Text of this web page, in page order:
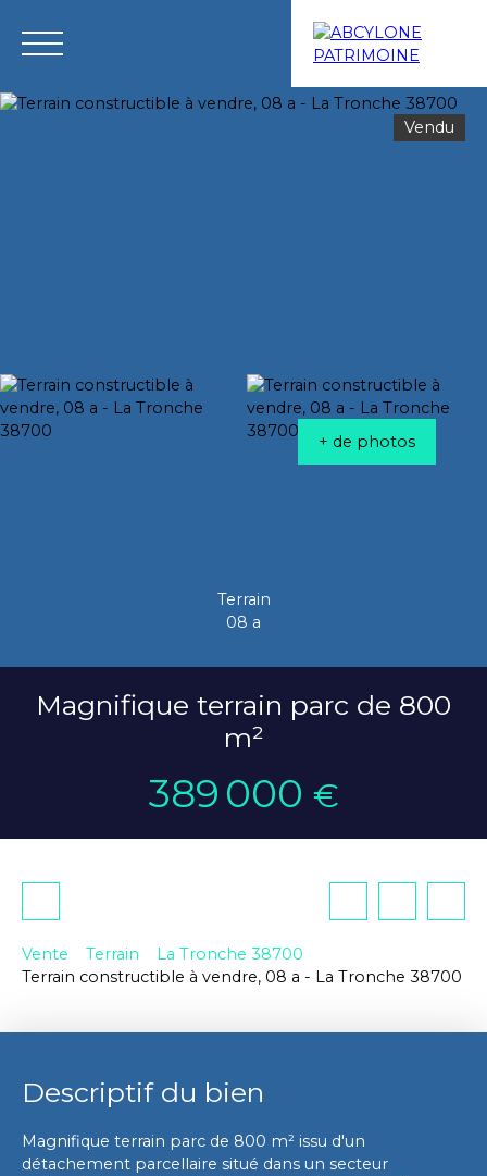
Vendu
+ de photos
Terrain
08 a
Magnifique terrain parc de 800
m²
389 000 €
Vente Terrain
La Tronche 38700
Terrain constructible à vendre, 08 a - La Tronche 38700
Descriptif du bien
Magnifique terrain parc de 800 m² issu d'un
détachement parcellaire situé dans un secteur